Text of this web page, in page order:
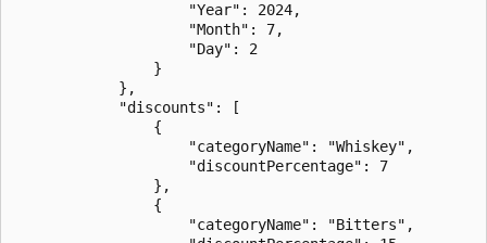
                    "Year": 2024,
                    "Month": 7,
                    "Day": 2
                }
            },
            "discounts": [
                {
                    "categoryName": "Whiskey",
                    "discountPercentage": 7
                },
                {
                    "categoryName": "Bitters",